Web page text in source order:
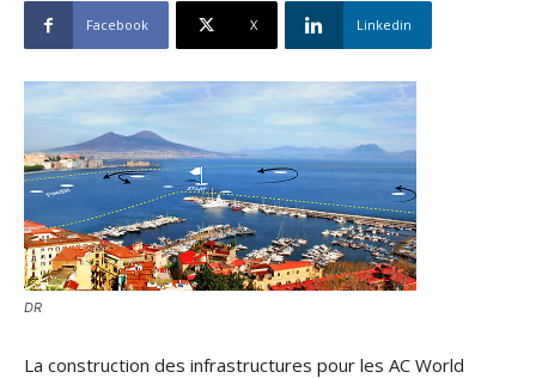
Facebook X Linkedin
DR
La construction des infrastructures pour les AC World